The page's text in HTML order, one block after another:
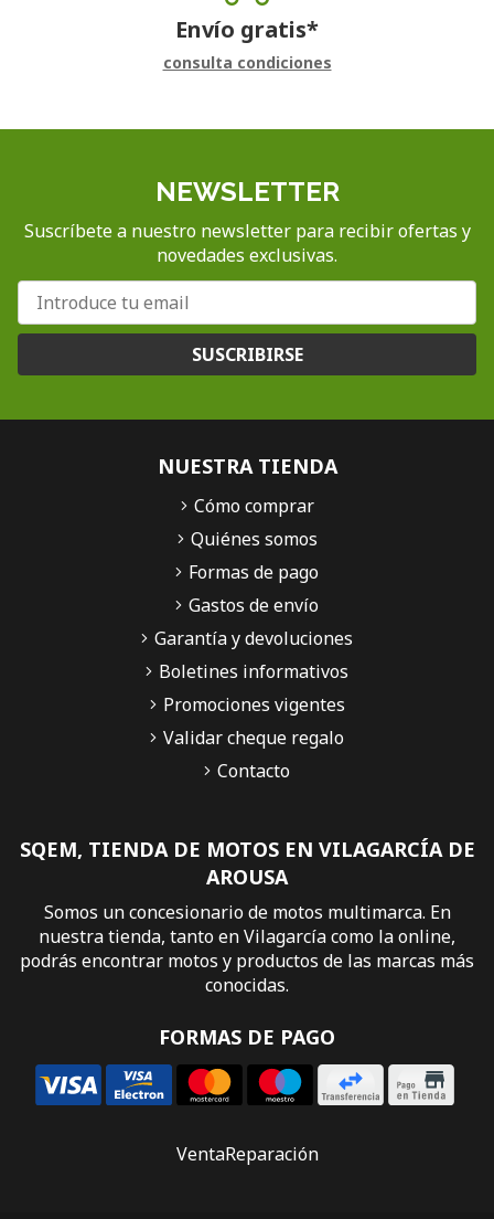
Envío gratis*
consulta condiciones
NEWSLETTER
Suscríbete a nuestro newsletter para recibir ofertas y
novedades exclusivas.
SUSCRIBIRSE
SQEM, TIENDA DE MOTOS EN VILAGARCÍA DE
AROUSA
Somos un concesionario de motos multimarca. En
nuestra tienda, tanto en Vilagarcía como la online,
podrás encontrar motos y productos de las marcas más
conocidas.
FORMAS DE PAGO
NUESTRA TIENDA
Cómo comprar
Quiénes somos
Formas de pago
Gastos de envío
Garantía y devoluciones
Boletines informativos
Promociones vigentes
Validar cheque regalo
Contacto
VentaReparación